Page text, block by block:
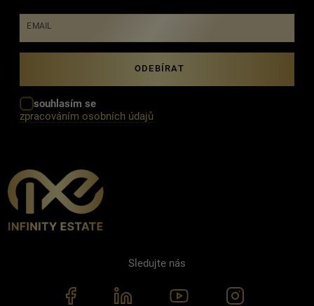
EMAIL
souhlasím se
zpracováním osobních údajů
Sledujte nás